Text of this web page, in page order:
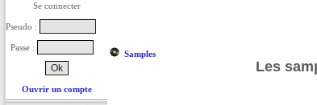
Se connecter
Pseudo :
Passe :
Ouvrir un compte
Samples
Les